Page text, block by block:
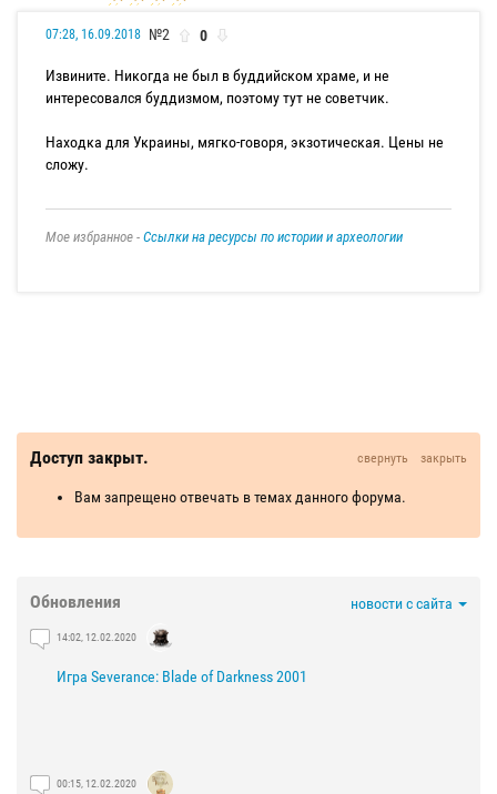
07:28, 16.09.2018 №2 0
Извините. Никогда не был в буддийском храме, и не
интересовался буддизмом, поэтому тут не советчик.
Находка для Украины, мягко-говоря, экзотическая. Цены не
сложу.
Мое избранное - Ссылки на ресурсы по истории и археологии
Доступ закрыт. свернуть закрыть
Вам запрещено отвечать в темах данного форума.
Обновления новости с сайта
14:02, 12.02.2020
Игра Severance: Blade of Darkness 2001
00:15, 12.02.2020